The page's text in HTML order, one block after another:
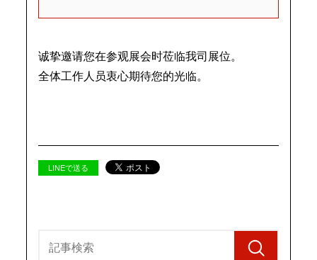
诚挚邀请您在参观展会时莅临我司展位。
全体工作人员衷心期待您的光临。
LINEで送る